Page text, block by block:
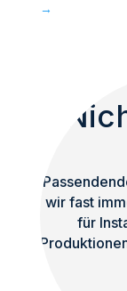
→
wir fast
für